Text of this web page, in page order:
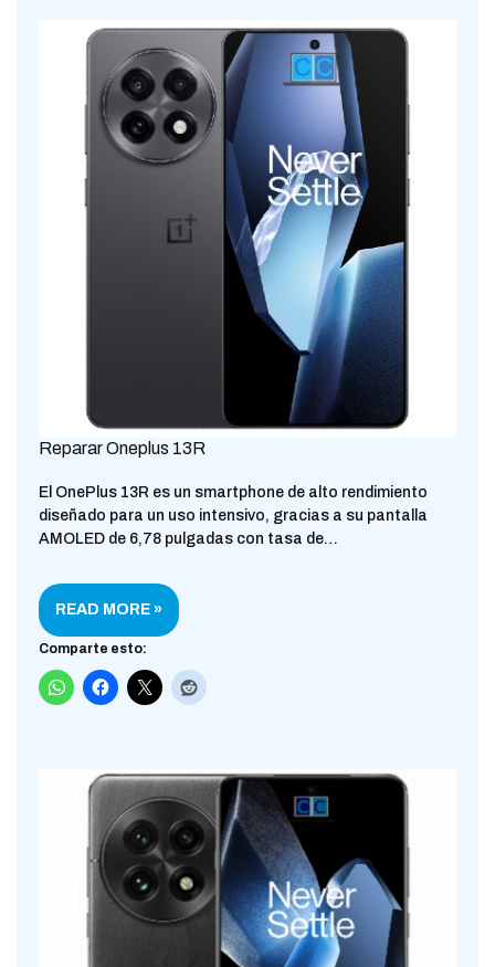
Reparar Oneplus 13R
El OnePlus 13R es un smartphone de alto rendimiento
diseñado para un uso intensivo, gracias a su pantalla
AMOLED de 6,78 pulgadas con tasa de…
READ MORE »
Comparte esto: